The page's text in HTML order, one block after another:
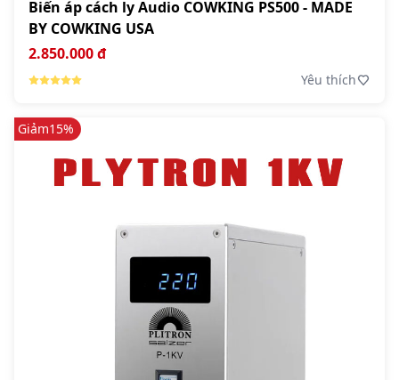
Biến áp cách ly Audio COWKING PS500 - MADE
BY COWKING USA
2.850.000 đ
Yêu thích
Giảm15%